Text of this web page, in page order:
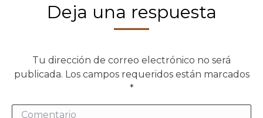
Deja una respuesta
Tu dirección de correo electrónico no será
publicada. Los campos requeridos están marcados
*
Comentario